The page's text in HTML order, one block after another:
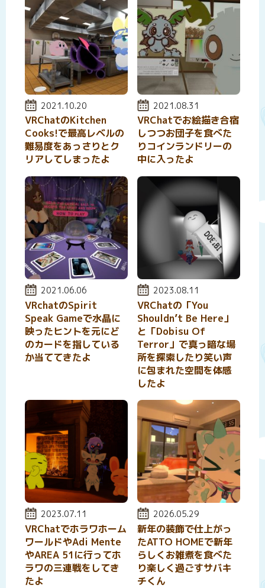
投稿日:
2021.10.20
VRChatのKitchen
Cooks!で最高レベルの
難易度をあっさりとク
リアしてしまったよ
投稿日:
2021.08.31
VRChatでお絵描き合宿
しつつお団子を食べた
りコインランドリーの
中に入ったよ
投稿日:
2021.06.06
VRchatのSpirit
Speak Gameで水晶に
映ったヒントを元にど
のカードを指している
か当ててきたよ
投稿日:
2023.08.11
VRChatの「You
Shouldn’t Be Here」
と「Dobisu Of
Terror」で真っ暗な場
所を探索したり笑い声
に包まれた空間を体感
したよ
投稿日:
2023.07.11
VRChatでホラワホーム
ワールドやAdi Mente
やAREA 51に行ってホ
ラワの三連戦をしてき
たよ
投稿日:
2026.05.29
新年の装飾で仕上がっ
たATTO HOMEで新年
らしくお雑煮を食べた
り楽しく過ごすサバキ
チくん